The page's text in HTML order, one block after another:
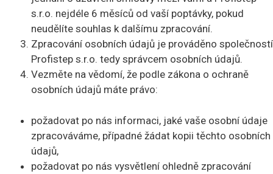
s.r.o. nejdéle 6 měsíců od vaší poptávky, pokud
neudělíte souhlas k dalšímu zpracování.
Zpracování osobních údajů je prováděno společností
Profistep s.r.o. tedy správcem osobních údajů.
Vezměte na vědomí, že podle zákona o ochraně
osobních údajů máte právo:
požadovat po nás informaci, jaké vaše osobní údaje
zpracováváme, případné žádat kopii těchto osobních
údajů,
požadovat po nás vysvětlení ohledně zpracování